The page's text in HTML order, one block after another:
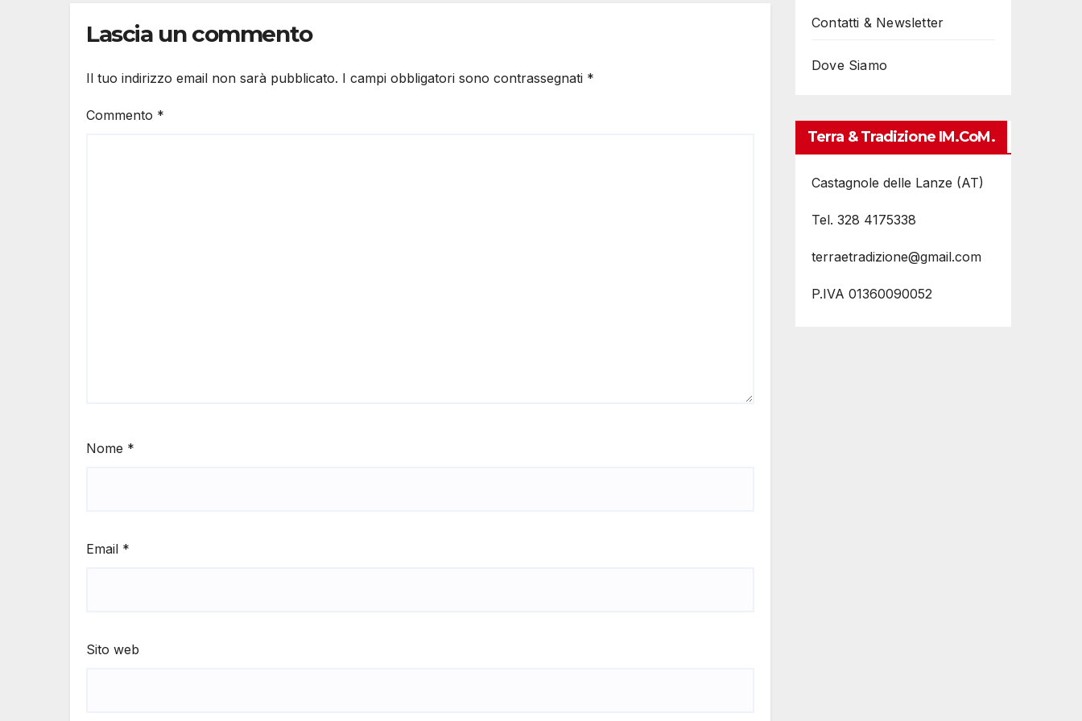
Lascia un commento
Il tuo indirizzo email non sarà pubblicato. I campi obbligatori sono contrassegnati *
Commento *
Nome *
Email *
Sito web
Contatti & Newsletter
Dove Siamo
Terra & Tradizione IM.coM.
Castagnole delle Lanze (AT)
Tel. 328 4175338
terraetradizione@gmail.com
P.IVA 01360090052